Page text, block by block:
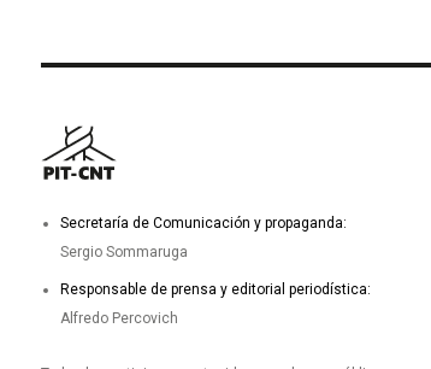
Secretaría de Comunicación y propaganda:
Sergio Sommaruga
Responsable de prensa y editorial periodística:
Alfredo Percovich